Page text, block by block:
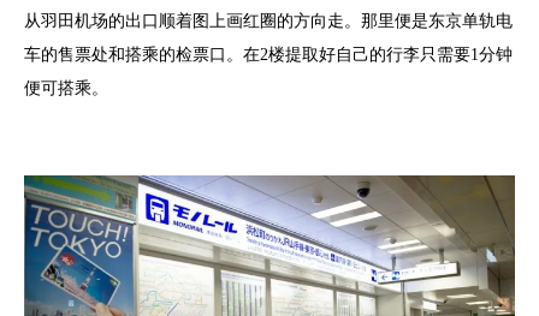
从羽田机场的出口顺着图上画红圈的方向走。那里便是东京单轨电
车的售票处和搭乘的检票口。在2楼提取好自己的行李只需要1分钟
便可搭乘。